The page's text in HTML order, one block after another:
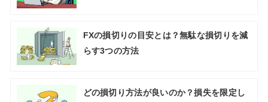
FXの損切りの目安とは？無駄な損切りを減
らす3つの方法
どの損切り方法が良いのか？損失を限定し